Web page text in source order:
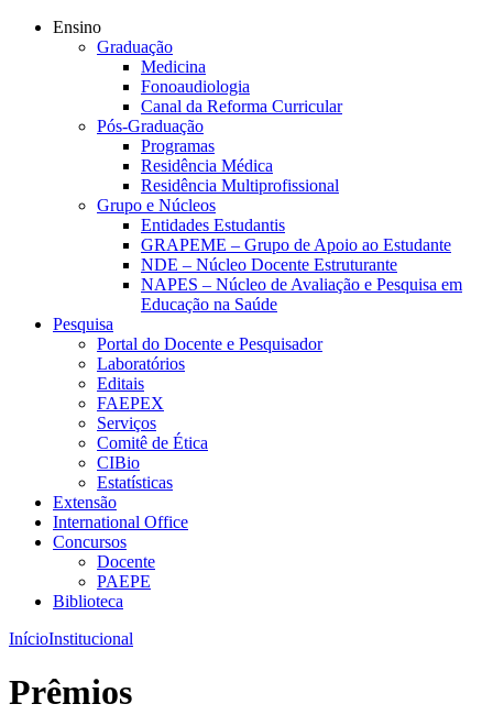
Ensino
Graduação
Medicina
Fonoaudiologia
Canal da Reforma Curricular
Pós-Graduação
Programas
Residência Médica
Residência Multiprofissional
Grupo e Núcleos
Entidades Estudantis
GRAPEME – Grupo de Apoio ao Estudante
NDE – Núcleo Docente Estruturante
NAPES – Núcleo de Avaliação e Pesquisa em
Educação na Saúde
Pesquisa
Portal do Docente e Pesquisador
Laboratórios
Editais
FAEPEX
Serviços
Comitê de Ética
CIBio
Estatísticas
Extensão
International Office
Concursos
Docente
PAEPE
Biblioteca
InícioInstitucional
Prêmios